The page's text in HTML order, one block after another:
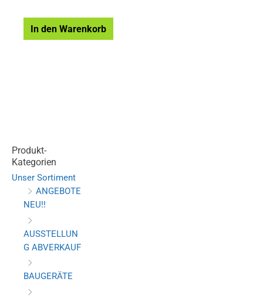
Produkt-
Kategorien
Unser Sortiment
ANGEBOTE
NEU!!
AUSSTELLUN
G ABVERKAUF
BAUGERÄTE
In den Warenkorb